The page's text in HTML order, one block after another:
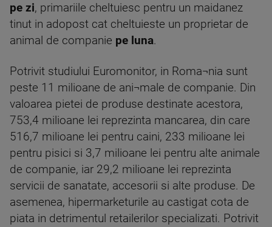
pe zi, primariile cheltuiesc pentru un maidanez
tinut in adopost cat cheltuieste un proprietar de
animal de companie pe luna.
Potrivit studiului Euromonitor, in Roma¬nia sunt
peste 11 milioane de ani¬male de companie. Din
valoarea pietei de produse destinate acestora,
753,4 milioane lei reprezinta mancarea, din care
516,7 milioane lei pentru caini, 233 milioane lei
pentru pisici si 3,7 milioane lei pentru alte animale
de companie, iar 29,2 milioane lei reprezinta
servicii de sanatate, accesorii si alte produse. De
asemenea, hipermarketurile au castigat cota de
piata in detrimentul retailerilor specializati. Potrivit